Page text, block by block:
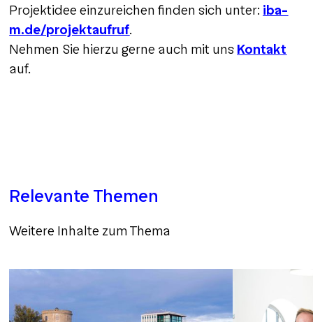
Projektidee einzureichen finden sich unter: iba-
m.de/projektaufruf.
Nehmen Sie hierzu gerne auch mit uns Kontakt
auf.
Relevante Themen
Weitere Inhalte zum Thema